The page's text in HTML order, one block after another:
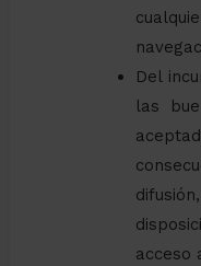
Del
las
acceso